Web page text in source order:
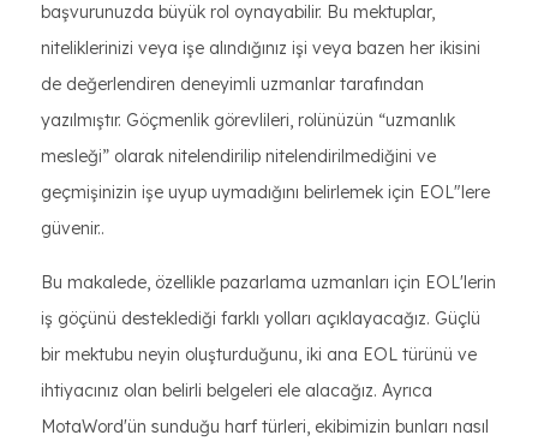
başvurunuzda büyük rol oynayabilir. Bu mektuplar,
niteliklerinizi veya işe alındığınız işi veya bazen her ikisini
de değerlendiren deneyimli uzmanlar tarafından
yazılmıştır. Göçmenlik görevlileri, rolünüzün “uzmanlık
mesleği” olarak nitelendirilip nitelendirilmediğini ve
geçmişinizin işe uyup uymadığını belirlemek için EOL"lere
güvenir..
Bu makalede, özellikle pazarlama uzmanları için EOL'lerin
iş göçünü desteklediği farklı yolları açıklayacağız. Güçlü
bir mektubu neyin oluşturduğunu, iki ana EOL türünü ve
ihtiyacınız olan belirli belgeleri ele alacağız. Ayrıca
MotaWord'ün sunduğu harf türleri, ekibimizin bunları nasıl